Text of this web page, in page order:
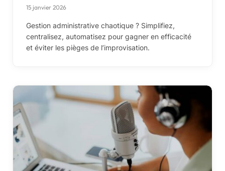
15 janvier 2026
Gestion administrative chaotique ? Simplifiez,
centralisez, automatisez pour gagner en efficacité
et éviter les pièges de l’improvisation.